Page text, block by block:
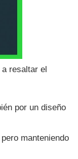
resaltar el
por un diseño
manteniendo